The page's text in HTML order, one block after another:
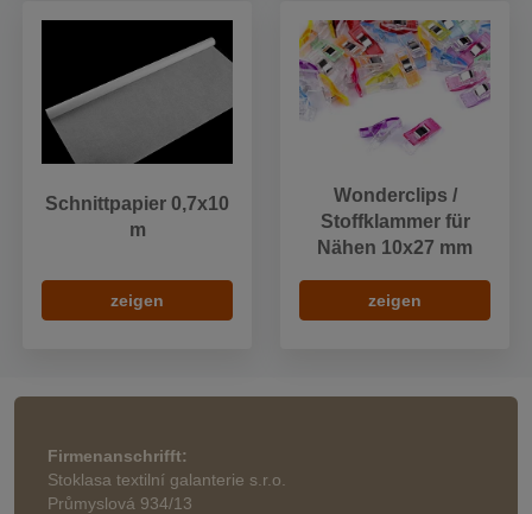
Schnittpapier 0,7x10
m
zeigen
Wonderclips /
Stoffklammer für
Nähen 10x27 mm
zeigen
Firmenanschrifft:
Stoklasa textilní galanterie s.r.o.
Průmyslová 934/13